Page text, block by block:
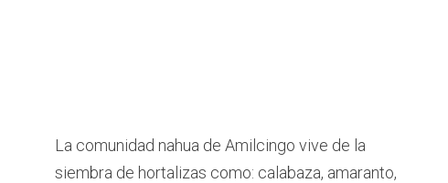
La comunidad nahua de Amilcingo vive de la
siembra de hortalizas como: calabaza, amaranto,